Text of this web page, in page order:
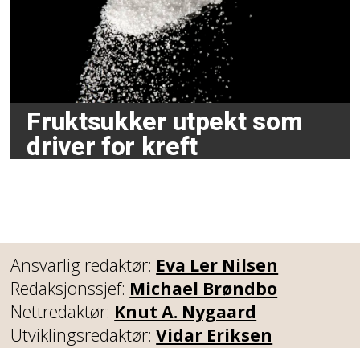
Fruktsukker utpekt som
driver for kreft
Ansvarlig redaktør: Eva Ler Nilsen
Redaksjonssjef: Michael Brøndbo
Nettredaktør: Knut A. Nygaard
Utviklingsredaktør:Vidar Eriksen